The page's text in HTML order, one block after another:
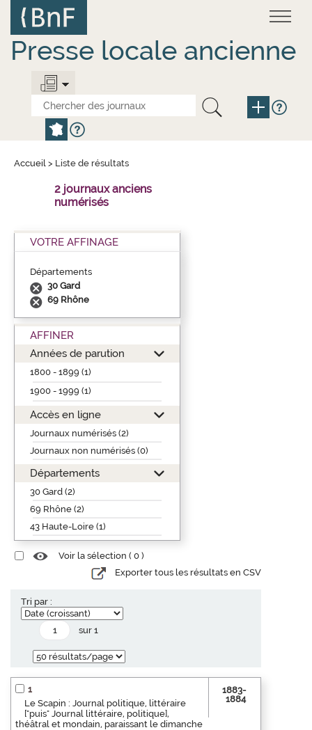
contenu
principal
Presse locale ancienne
Accueil > Liste de résultats
2 journaux anciens
numérisés
VOTRE AFFINAGE
Départements
30 Gard
69 Rhône
AFFINER
Années de parution
1800 - 1899 (1)
1900 - 1999 (1)
Accès en ligne
Journaux numérisés (2)
Journaux non numérisés (0)
Départements
30 Gard (2)
69 Rhône (2)
43 Haute-Loire (1)
Voir la sélection ( 0 )
Exporter tous les résultats en CSV
Tri par :
sur 1
1
Le Scapin : Journal politique, littéraire
["puis" Journal littéraire, politique],
théâtral et mondain, paraissant le dimanche
1883-
1884
Panneau de gestion des cookies